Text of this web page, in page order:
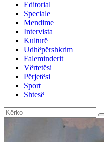
Editorial
Speciale
Mendime
Intervista
Kulturë
Udhëpërshkrim
Faleminderit
Vërtetësi
Përjetësi
Sport
Shtesë